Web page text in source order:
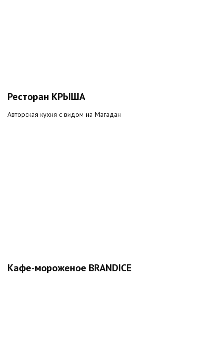
Ресторан КРЫША
Авторская кухня с видом на Магадан
Кафе-мороженое BRANDICE